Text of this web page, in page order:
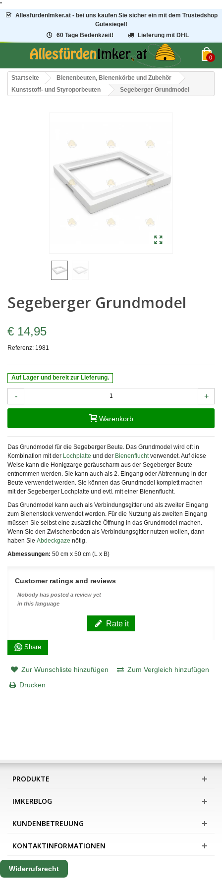
"
AllesfürdenImker.at - bei uns kaufen Sie sicher ein mit dem Trustedshop
Gütesiegel!
60 Tage Bedenkzeit!
Lieferung mit DHL
0
Startseite
Bienenbeuten, Bienenkörbe und Zubehör
Kunststoff- und Styroporbeuten
Segeberger Grundmodel
Segeberger Grundmodel
€ 14,95
Referenz: 1981
Auf Lager und bereit zur Lieferung.
- +
Warenkorb
Das Grundmodel für die Segeberger Beute. Das Grundmodel wird oft in
Kombination mit der Lochplatte und der Bienenflucht verwendet. Auf diese
Weise kann die Honigzarge geräuscharm aus der Segeberger Beute
entnommen werden. Sie kann auch als 2. Eingang oder Abtrennung in der
Beute verwendet werden. Sie können das Grundmodel komplett machen
mit der Segeberger Lochplatte und evtl. mit einer Bienenflucht.
Das Grundmodel kann auch als Verbindungsgitter und als zweiter Eingang
zum Bienenstock verwendet werden. Für die Nutzung als zweiten Eingang
müssen Sie selbst eine zusätzliche Öffnung in das Grundmodel machen.
Wenn Sie den Zwischenboden als Verbindungsgitter nutzen wollen, dann
haben Sie Abdeckgaze nötig.
Abmessungen: 50 cm x 50 cm (L x B)
Customer ratings and reviews
Nobody has posted a review yet
in this language
Rate it
Share
Zur Wunschliste hinzufügen
Zum Vergleich hinzufügen
Drucken
PRODUKTE
IMKERBLOG
KUNDENBETREUUNG
KONTAKTINFORMATIONEN
Widerrufsrecht